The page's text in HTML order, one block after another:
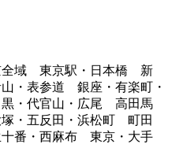
域 東京駅・日本橋 新
・表参道 銀座・有楽町・
・代官山・広尾 高田馬
・五反田・浜松町 町田
十番・西麻布 東京・大手